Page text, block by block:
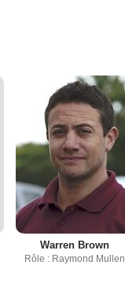
Warren Brown
Rôle : Raymond Mullen